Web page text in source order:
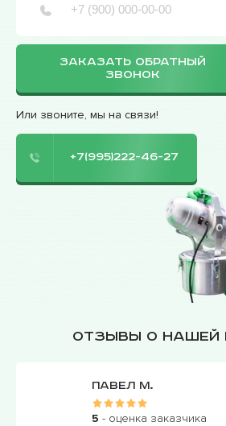
ЗАКАЗАТЬ ОБРАТНЫЙ
ЗВОНОК
Или звоните, мы на связи!
+7(995)222-46-27
Отзывы о нашей
Павел М.
5 - оценка заказчика